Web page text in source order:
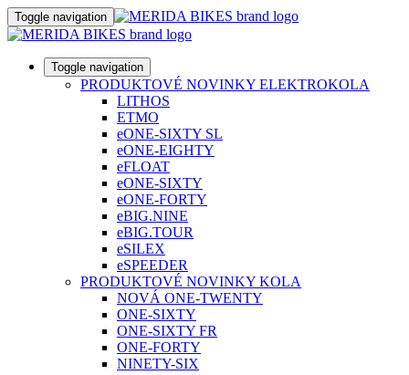
Toggle navigation
Toggle navigation
PRODUKTOVÉ NOVINKY ELEKTROKOLA
LITHOS
ETMO
eONE-SIXTY SL
eONE-EIGHTY
eFLOAT
eONE-SIXTY
eONE-FORTY
eBIG.NINE
eBIG.TOUR
eSILEX
eSPEEDER
PRODUKTOVÉ NOVINKY KOLA
NOVÁ ONE-TWENTY
ONE-SIXTY
ONE-SIXTY FR
ONE-FORTY
NINETY-SIX